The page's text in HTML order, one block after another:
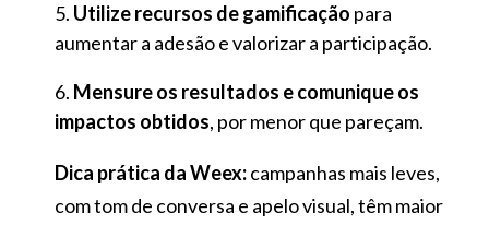
Utilize recursos de gamificação para
aumentar a adesão e valorizar a participação.
Mensure os resultados e comunique os
impactos obtidos, por menor que pareçam.
Dica prática da Weex:campanhas mais leves,
com tom de conversa e apelo visual, têm maior